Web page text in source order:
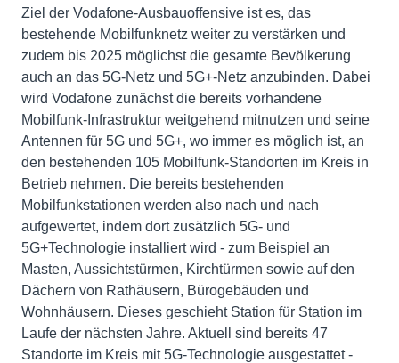
Ziel der Vodafone-Ausbauoffensive ist es, das
bestehende Mobilfunknetz weiter zu verstärken und
zudem bis 2025 möglichst die gesamte Bevölkerung
auch an das 5G-Netz und 5G+-Netz anzubinden. Dabei
wird Vodafone zunächst die bereits vorhandene
Mobilfunk-Infrastruktur weitgehend mitnutzen und seine
Antennen für 5G und 5G+, wo immer es möglich ist, an
den bestehenden 105 Mobilfunk-Standorten im Kreis in
Betrieb nehmen. Die bereits bestehenden
Mobilfunkstationen werden also nach und nach
aufgewertet, indem dort zusätzlich 5G- und
5G+Technologie installiert wird - zum Beispiel an
Masten, Aussichtstürmen, Kirchtürmen sowie auf den
Dächern von Rathäusern, Bürogebäuden und
Wohnhäusern. Dieses geschieht Station für Station im
Laufe der nächsten Jahre. Aktuell sind bereits 47
Standorte im Kreis mit 5G-Technologie ausgestattet -